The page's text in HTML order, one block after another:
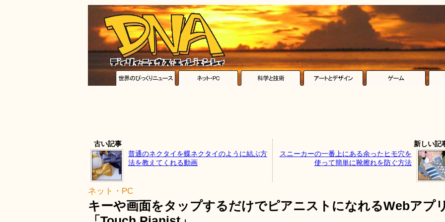
古い記事
普通のネクタイを蝶ネクタイのように結ぶ方
法を教えてくれる動画
新しい記
スニーカーの一番上にある余ったヒモ穴を
使って簡単に靴擦れを防ぐ方法
ネット・PC
キーや画面をタップするだけでピアニストになれるWebアプ